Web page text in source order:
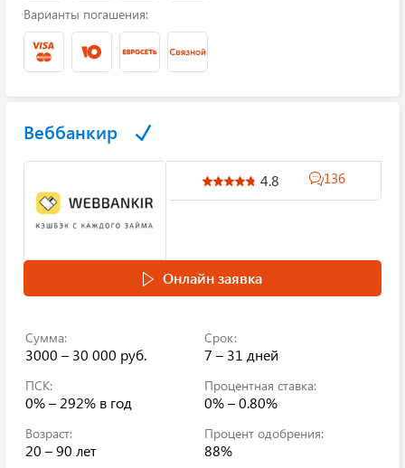
Варианты погашения:
Веббанкир
4.8 136
Онлайн заявка
Сумма:
3000 – 30 000 руб.
Срок:
7 – 31 дней
ПСК:
0% – 292% в год
Процентная ставка:
0% – 0.80%
Возраст:
20 – 90 лет
Процент одобрения:
88%